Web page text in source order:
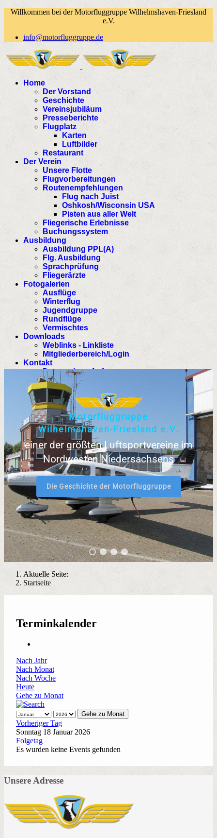
Willkommen bei der Motorfluggruppe Wilhelmshaven-Friesland
e.V.
info@motorfluggruppe.de
Home
Der Vorstand
Geschichte
Vereinsjubiläum
Presseberichte
Flugplatz
Karten
Luftbilder
Restaurant
Der Verein
Unsere Flotte
Flugvorbereitungen
Routenempfehlungen
Flug nach Juist
Oshkosh/Wisconsin USA
Pisten aus aller Welt
Fliegerische Erlebnisse
Buchungssystem
Ausbildung
Ausbildung PPL(A)
Flg. Ausbildung
Sprachprüfung
Fliegerärzte
Fotogalerien
Ausflüge
Winterflug
Jugendgruppe
Rundflüge
Vermischtes
Downloads
Weblinks - Linkliste
Mitgliederbereich/Login
Kontakt
Datenschutz Anfrage
Motorf uggruppe
Wi helmshaven- Fries and e.V.
einer der größten Luftsportvereine im
Nordwesten Niedersachsens
Die Geschichte der Motorfluggruppe
Aktuelle Seite:
Startseite
Terminkalender
Nach Jahr
Nach Monat
Nach Woche
Heute
Gehe zu Monat
Gehe zu Monat
Vorheriger Tag
Sonntag 18 Januar 2026
Folgetag
Es wurden keine Events gefunden
Unsere Adresse